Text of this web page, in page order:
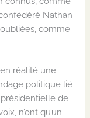
Nathan
oubliées, comme
réalité une
politique lié
de
n’ont qu’un